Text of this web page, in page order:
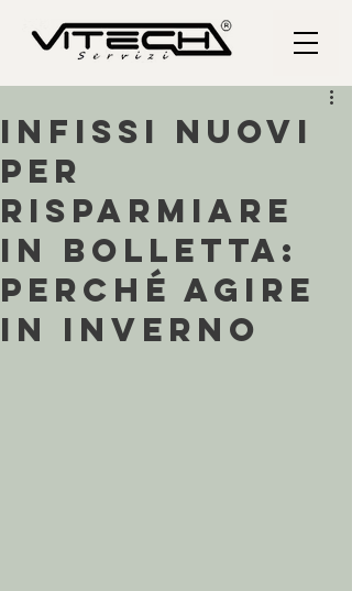
Infissi nuovi
per
risparmiare
in bolletta:
perché agire
in inverno